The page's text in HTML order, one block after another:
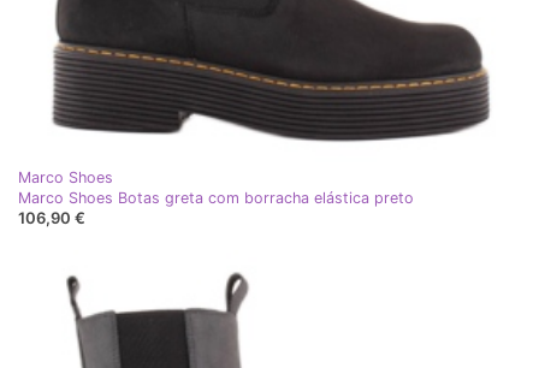
Marco Shoes
Marco Shoes Botas greta com borracha elástica preto
106,90 €